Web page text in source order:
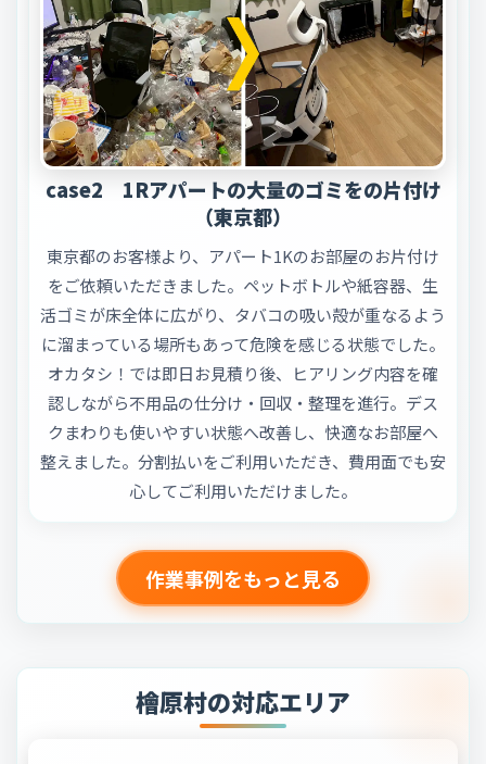
case2 1Rアパートの大量のゴミをの片付け
（東京都）
東京都のお客様より、アパート1Kのお部屋のお片付け
をご依頼いただきました。ペットボトルや紙容器、生
活ゴミが床全体に広がり、タバコの吸い殻が重なるよう
に溜まっている場所もあって危険を感じる状態でした。
オカタシ！では即日お見積り後、ヒアリング内容を確
認しながら不用品の仕分け・回収・整理を進行。デス
クまわりも使いやすい状態へ改善し、快適なお部屋へ
整えました。分割払いをご利用いただき、費用面でも安
心してご利用いただけました。
作業事例をもっと見る
檜原村の対応エリア